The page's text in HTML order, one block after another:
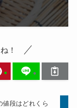
！
値段はどれくら